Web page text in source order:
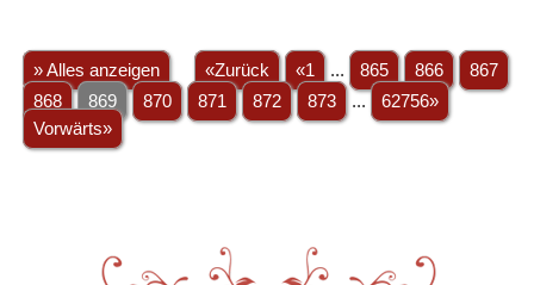
» Alles anzeigen «Zurück «1 ... 865 866
867
868
869 870 871 872 873 ...
62756»
Vorwärts»